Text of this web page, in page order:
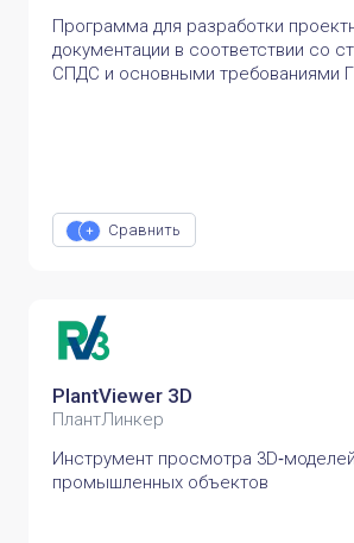
Программа для разработки
документации в соответствии со
СПДС и основными требованиями
Сравнить
PlantViewer 3D
ПлантЛинкер
Инструмент просмотра
промышленных объектов